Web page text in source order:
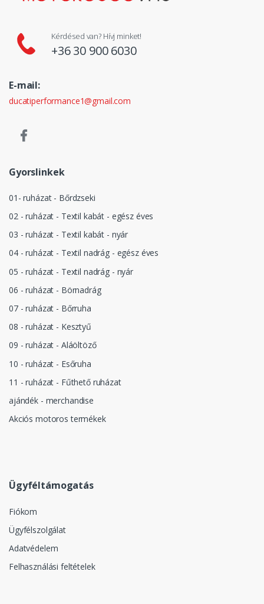
Kérdésed van? Hívj minket!
+36 30 900 6030
E-mail:
ducatiperformance1@gmail.com
Gyorslinkek
01- ruházat - Bőrdzseki
02 - ruházat - Textil kabát - egész éves
03 - ruházat - Textil kabát - nyár
04 - ruházat - Textil nadrág - egész éves
05 - ruházat - Textil nadrág - nyár
06 - ruházat - Börnadrág
07 - ruházat - Bőrruha
08 - ruházat - Kesztyű
09 - ruházat - Aláöltöző
10 - ruházat - Esőruha
11 - ruházat - Fűthető ruházat
ajándék - merchandise
Akciós motoros termékek
Ügyféltámogatás
Fiókom
Ügyfélszolgálat
Adatvédelem
Felhasználási feltételek